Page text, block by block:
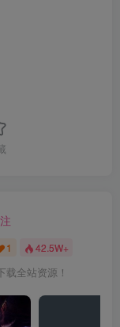
1 42.5W+
载全站资源！